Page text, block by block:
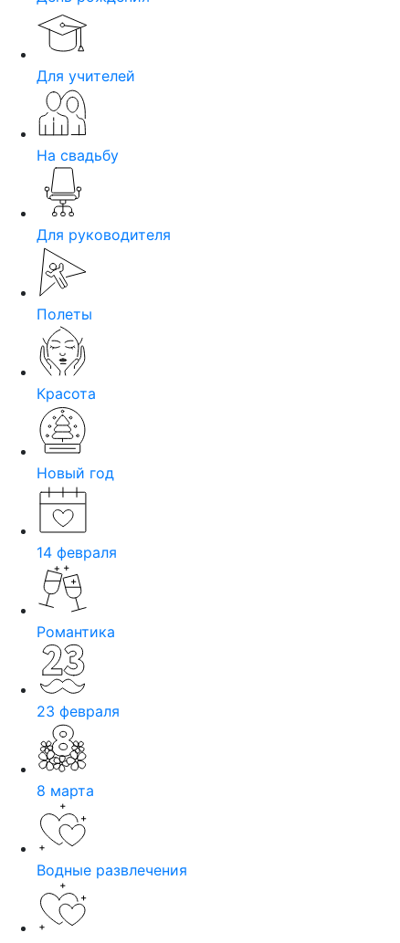
Для учителей
На свадьбу
Для руководителя
Полеты
Красота
Новый год
14 февраля
Романтика
23 февраля
8 марта
Водные развлечения